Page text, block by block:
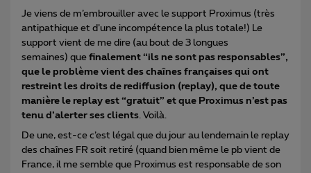
Je viens de m’embrouiller avec le support Proximus (très
antipathique et d’une incompétence la plus totale!) Le
support vient de me dire (au bout de 3 longues
semaines) que finalement “ils ne sont pas responsables”,
que le problème vient des chaînes françaises qui ont
restreint les droits de rediffusion (replay), que de toute
manière le replay est “gratuit” et que Proximus n’est pas
tenu d’alerter ses clients. Voilà.
De une, est-ce c’est légal que du jour au lendemain le replay
des chaînes FR soit retiré (quand bien même le pb vient de
France, il me semble que Proximus est responsable de son